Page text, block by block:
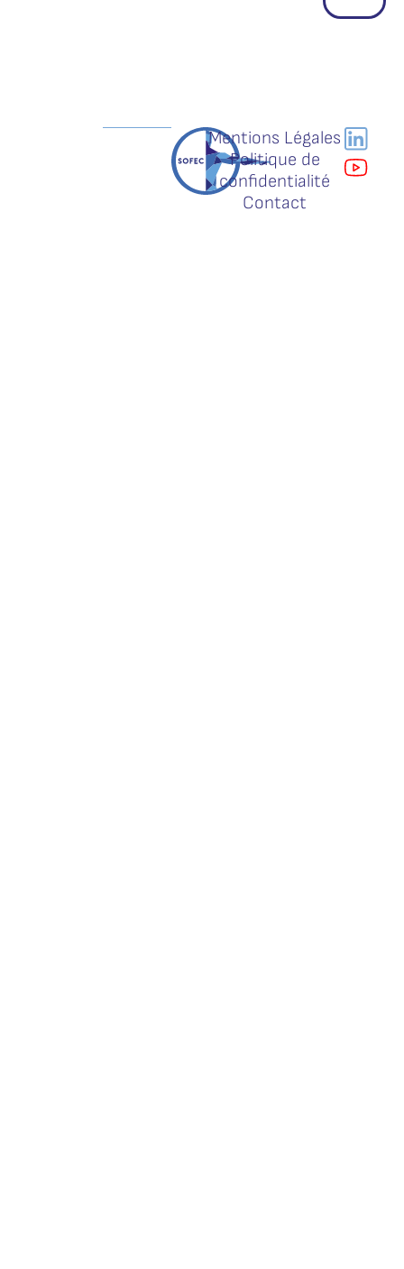
Mentions Légales
Politique de
confidentialité
Contact